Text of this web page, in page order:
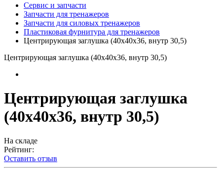
Сервис и запчасти
Запчасти для тренажеров
Запчасти для силовых тренажеров
Пластиковая фурнитура для тренажеров
Центрирующая заглушка (40х40х36, внутр 30,5)
Центрирующая заглушка (40х40х36, внутр 30,5)
Центрирующая заглушка
(40х40х36, внутр 30,5)
На складе
Рейтинг:
Оставить отзыв